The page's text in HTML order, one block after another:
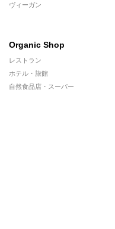
ヴィーガン
Organic Shop
レストラン
ホテル・旅館
自然食品店・スーパー